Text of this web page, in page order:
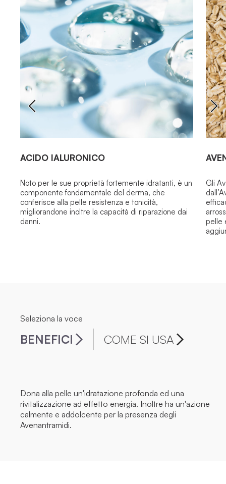
ACIDO IALURONICO
Noto per le sue proprietà fortemente idratanti, è un
componente fondamentale del derma, che
conferisce alla pelle resistenza e tonicità,
migliorandone inoltre la capacità di riparazione dai
danni.
Gli
pelle
Seleziona la voce
BENEFICI COME SI USA
Dona alla pelle un'idratazione profonda ed una
rivitalizzazione ad effetto energia. Inoltre ha un'azione
calmente e addolcente per la presenza degli
Avenantramidi.